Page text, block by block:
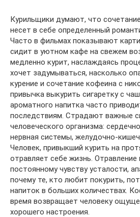
Курильщики думают, что
несет в себе определенный
Часто в фильмах показывают
сидит в уютном кафе на свежем
медленно курит, наслаждаясь
хочет задумываться, насколько
курение и сочетание кофеина с
привычка выкурить сигаретку с
ароматного напитка часто
последствиям. Страдают важные
человеческого организма:
нервная системы, желудочно-
Человек, привыкший курить на
отравляет себе жизнь. Отравление
постоянному чувству усталости,
почему те, кто любит покурить,
напиток в больших количествах.
время возвращает человеку
хорошего настроения.